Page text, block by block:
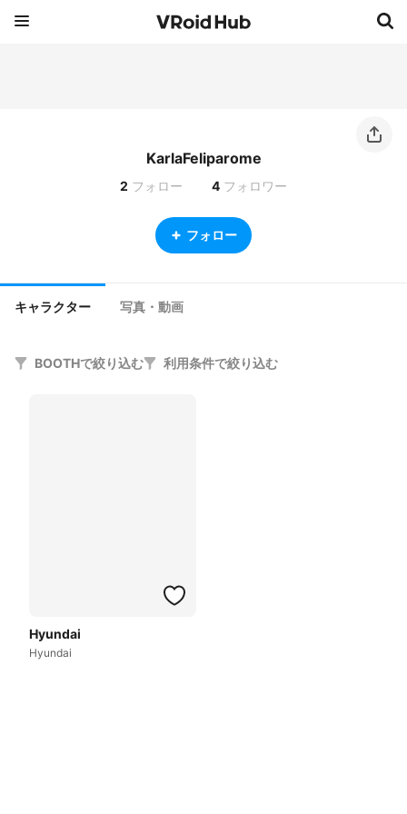
KarlaFeliparome
2 フォロー 4 フォロワー
フォロー
キャラクター 写真・動画
BOOTHで絞り込む 利用条件で絞り込む
Hyundai
Hyundai